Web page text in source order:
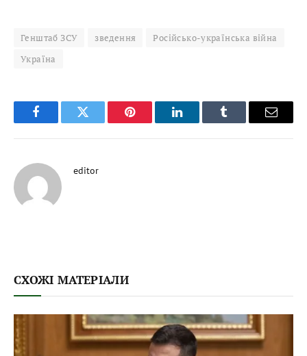
Генштаб ЗСУ зведення
Російсько-українська війна
Україна
FacebookTwitter Pinterest LinkedInTumblr Email
editor
СХОЖІ МАТЕРІАЛИ